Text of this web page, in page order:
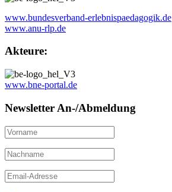
www.bundesverband-erlebnispaedagogik.de
www.anu-rlp.de
Akteure:
www.bne-portal.de
Newsletter An-/Abmeldung